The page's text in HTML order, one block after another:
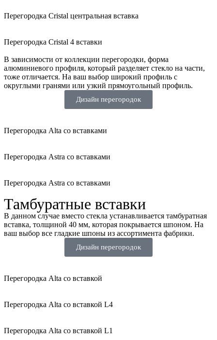
Перегородка Cristal центральная вставка
Перегородка Cristal 4 вставки
В зависимости от коллекции перегородки, форма
алюминиевого профиля, который разделяет стекло на части,
тоже отличается. На ваш выбор широкий профиль с
округлыми гранями или узкий прямоугольный профиль.
Дизайн перегородок
Перегородка Alta со вставками
Перегородка Astra со вставками
Перегородка Astra со вставками
Тамбуратные вставки
В данном случае вместо стекла устанавливается тамбуратная
вставка, толщиной 40 мм, которая покрывается шпоном. На
ваш выбор все гладкие шпоны из ассортимента фабрики.
Дизайн перегородок
Перегородка Alta со вставкой
Перегородка Alta со вставкой L4
Перегородка Alta со вставкой L1